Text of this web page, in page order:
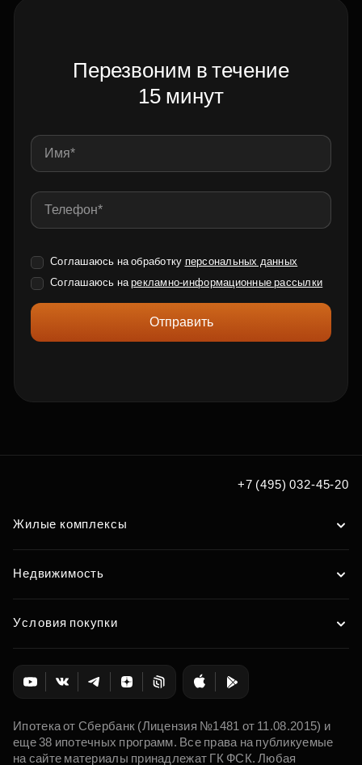
Перезвоним в течение
15 минут
Соглашаюсь на обработку персональных данных
Соглашаюсь нарекламно-информационные рассылки
Отправить
+7 (495) 032-45-20
Жилые комплексы
Недвижимость
Условия покупки
Ипотека от Сбербанк (Лицензия №1481 от 11.08.2015) и
еще 38 ипотечных программ. Все права на публикуемые
на сайте материалы принадлежат ГК ФСК. Любая